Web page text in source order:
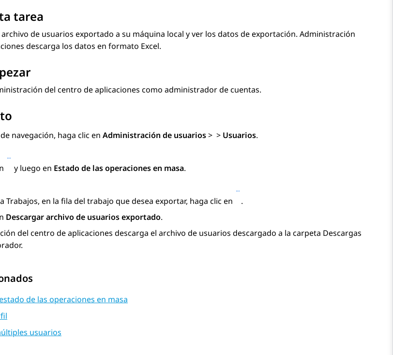
tarea
de usuarios exportado a su máquina local y ver los datos de exportación. Administración
descarga los datos en formato Excel.
del centro de aplicaciones como administrador de cuentas.
navegación, haga clic en Administración de usuarios> > Usuarios.
y luego en Estado de las operaciones en masa.
Trabajos, en la fila del trabajo que desea exportar, haga clic en
.
Descargar archivo de usuarios exportado.
del centro de aplicaciones descarga el archivo de usuarios descargado a la carpeta Descargas
de las operaciones en masa
usuarios